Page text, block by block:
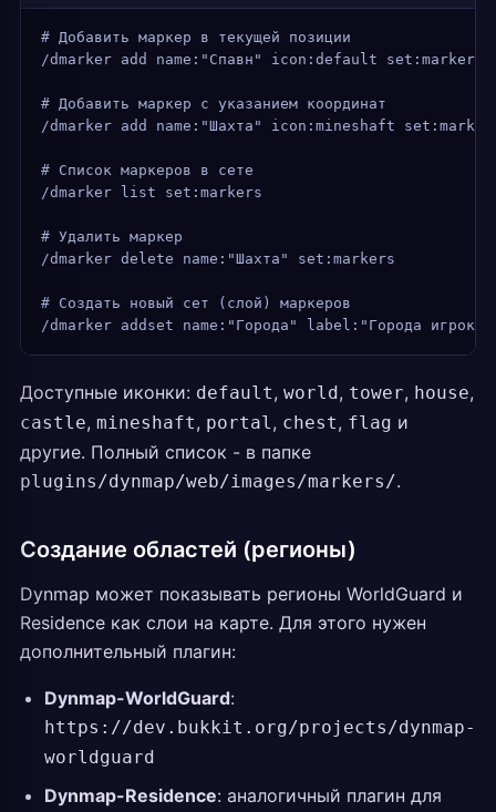
# Добавить маркер в текущей позиции
/dmarker add name:"Спавн" icon:default set:markers
# Добавить маркер с указанием координат
/dmarker add name:"Шахта" icon:mineshaft
# Список маркеров в сете
/dmarker list set:markers
# Удалить маркер
/dmarker delete name:"Шахта" set:markers
# Создать новый сет (слой) маркеров
/dmarker addset name:"Города" label:"Города
Доступные иконки: default, world, tower, house,
castle, mineshaft, portal, chest, flag и
другие. Полный список - в папке
plugins/dynmap/web/images/markers/.
Создание областей (регионы)
Dynmap может показывать регионы WorldGuard и
Residence как слои на карте. Для этого нужен
дополнительный плагин:
Dynmap-WorldGuard:
https://dev.bukkit.org/projects/dynmap-
worldguard
Dynmap-Residence: аналогичный плагин для